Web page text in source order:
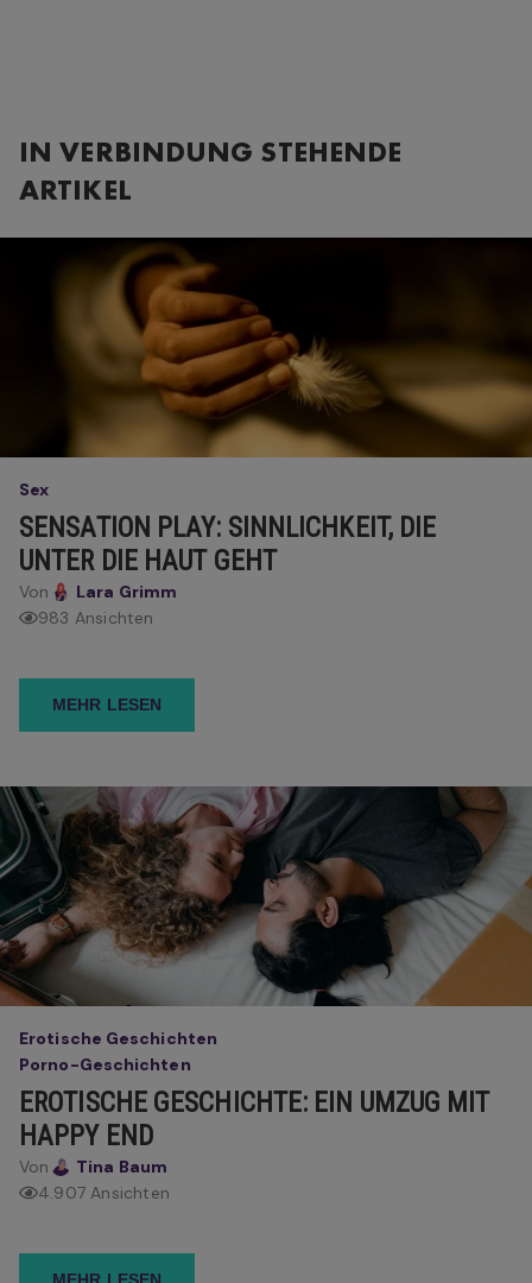
IN VERBINDUNG STEHENDE
ARTIKEL
Sex
SENSATION PLAY: SINNLICHKEIT, DIE
UNTER DIE HAUT GEHT
Von
Lara Grimm
983 Ansichten
MEHR LESEN
Erotische Geschichten
Porno-Geschichten
EROTISCHE GESCHICHTE: EIN UMZUG MIT
HAPPY END
Von
Tina Baum
4.907 Ansichten